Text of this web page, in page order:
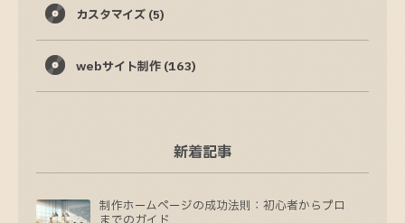
カスタマイズ (5)
webサイト制作 (163)
新着記事
制作ホームページの成功法則：初心者からプロ